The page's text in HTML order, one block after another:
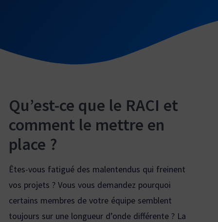
Qu’est-ce que le RACI et
comment le mettre en
place ?
Êtes-vous fatigué des malentendus qui freinent
vos projets ? Vous vous demandez pourquoi
certains membres de votre équipe semblent
toujours sur une longueur d’onde différente ? La